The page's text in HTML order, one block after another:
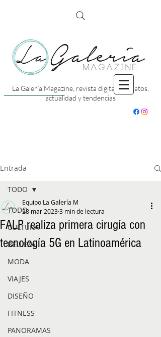
La Galería Magazine, revista digital con datos,
actualidad y tendencias
Entrada
TODO
CULTURA
BELLEZA
MODA
VIAJES
DISEÑO
FITNESS
PANORAMAS
TODO
FALP realiza primera cirugía con
tecnología 5G en Latinoamérica
Equipo La Galería M
28 mar 20233 min de lectura